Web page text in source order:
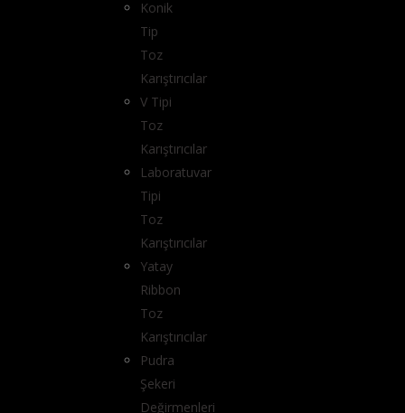
Konik
Tip
Toz
Karıştırıcılar
V Tipi
Toz
Karıştırıcılar
Laboratuvar
Tipi
Toz
Karıştırıcılar
Yatay
Ribbon
Toz
Karıştırıcılar
Pudra
Şekeri
Değirmenleri